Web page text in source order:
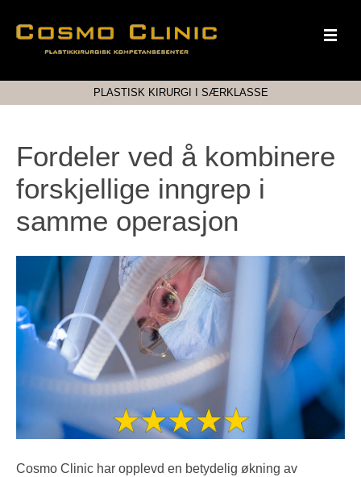
PLASTISK KIRURGI I SÆRKLASSE
Fordeler ved å kombinere
forskjellige inngrep i
samme operasjon
Cosmo Clinic har opplevd en betydelig økning av